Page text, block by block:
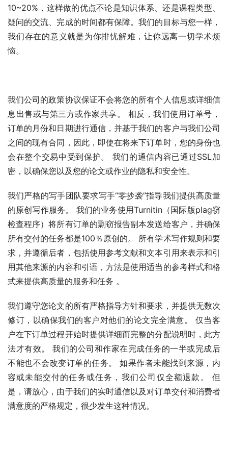
10~20%，这样做的优点不论是知识体系、还是课程类型、
疑问的交流、完成的时间都有保障。我们的目标与您一样，
我们存在的意义就是为你排忧解难，让你远离一切学术烦
恼。
我们公司的政策协议保证不会将您的所有个人信息或详细信
息出售或与第三方或作家共享。 相反，我们使用订单号，
订单的月份和日期进行通信，并基于我们的客户与我们公司
之间的现有合同，因此，即使在将来下订单时，您的身份也
会在整个交易中受到保护。 我们的通信内容已通过SSL加
密，以确保您以及您的论文或作业的隐私和安全性。
我们严格的写手团队要求写手“零抄袭”指导我们提供高质量
的原创写作服务。 我们的业务使用Turnitin（国际版plag窃
检查程序）将所有订单的剽窃报告副本发送给客户，并确保
所有交付的任务都是100％原创的。 所有学术写作规则和要
求，并遵循后者，包括使用参考文献和文本引用来表示和引
用其他来源的内容和引语，方法是使用适当的参考样式和格
式来提供高质量的服务和任务 。
我们遵守您论文的所有严格指导方针和要求，并提供无数次
修订，以确保我们的客户对他们的论文完全满意。 仅当客
户在下订单过程开始时提供详细而完整的分配说明时，此方
法才有效。 我们的公司和作家在完成任务的一半或完成后
不能也不会改变订单的任务。 如果作者未能找到来源，内
容或未能交付的任务或任务，我们公司仅全额退款。 但
是，请放心，由于我们的实时通信以及对订单交付和消费者
满意度的严格规定，很少发生这种情况。